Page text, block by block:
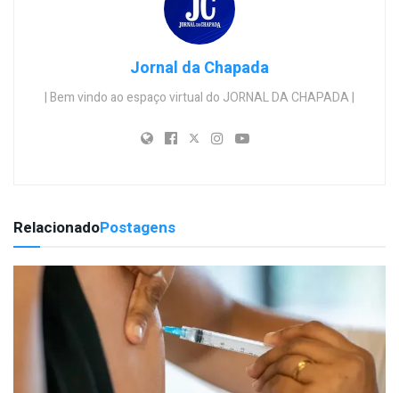
Jornal da Chapada
| Bem vindo ao espaço virtual do JORNAL DA CHAPADA |
RelacionadoPostagens